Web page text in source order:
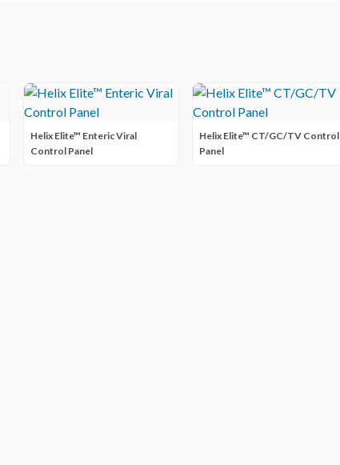
Helix Elite™ Enteric Viral
Control Panel
Helix Elite™ CT/GC/TV Control
Panel